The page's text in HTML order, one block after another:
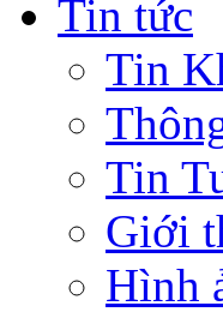
Tin tức
Tin
Tin
Giới
Hình